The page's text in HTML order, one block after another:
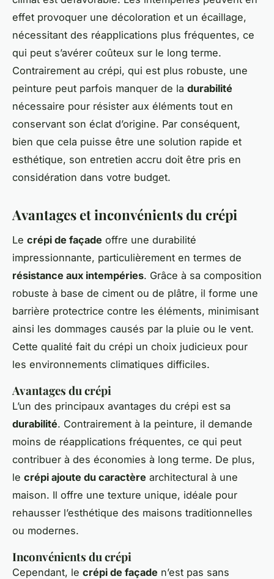
effet provoquer une décoloration et un écaillage,
nécessitant des réapplications plus fréquentes, ce
qui peut s’avérer coûteux sur le long terme.
Contrairement au crépi, qui est plus robuste, une
peinture peut parfois manquer de la durabilité
nécessaire pour résister aux éléments tout en
conservant son éclat d’origine. Par conséquent,
bien que cela puisse être une solution rapide et
esthétique, son entretien accru doit être pris en
considération dans votre budget.
Avantages et inconvénients du crépi
Le crépi de façade offre une durabilité
impressionnante, particulièrement en termes de
résistance aux intempéries. Grâce à sa composition
robuste à base de ciment ou de plâtre, il forme une
barrière protectrice contre les éléments, minimisant
ainsi les dommages causés par la pluie ou le vent.
Cette qualité fait du crépi un choix judicieux pour
les environnements climatiques difficiles.
Avantages du crépi
L’un des principaux avantages du crépi est sa
durabilité. Contrairement à la peinture, il demande
moins de réapplications fréquentes, ce qui peut
contribuer à des économies à long terme. De plus,
le crépi ajoute du caractère architectural à une
maison. Il offre une texture unique, idéale pour
rehausser l’esthétique des maisons traditionnelles
ou modernes.
Inconvénients du crépi
Cependant, le crépi de façade n’est pas sans